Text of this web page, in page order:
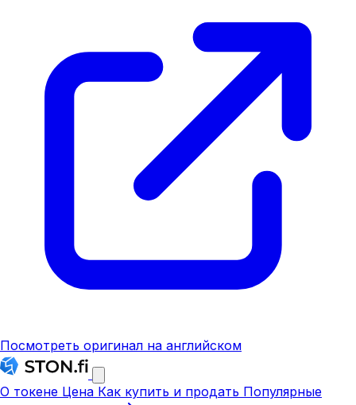
Посмотреть оригинал на английском
О токене Цена Как купить и продать Популярные